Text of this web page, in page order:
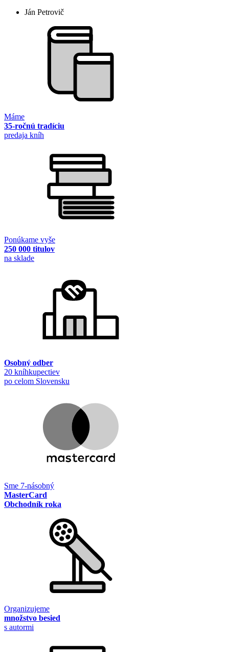
Ján Petrovič
Máme
35-ročnú tradíciu
predaja kníh
Ponúkame vyše
250 000 titulov
na sklade
Osobný odber
20 kníhkupectiev
po celom Slovensku
Sme 7-násobný
MasterCard
Obchodník roka
Organizujeme
množstvo besied
s autormi